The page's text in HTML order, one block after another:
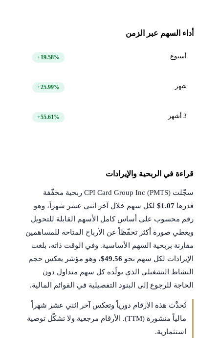
أداء السهم عبر الزمن
أسبوع +19.58%
شهر +25.99%
3 أشهر +55.61%
قراءة في الربحية والإيرادات
سجّلت CPI Card Group Inc (PMTS) ربحية مخفّفة
قدرها $1.07لكل سهم خلال آخر اثني عشر شهراً، وهو
رقم محسوب على أساس كامل الأسهم القابلة للتحويل
ويعطي صورة أكثر تحفّظاً عن الأرباح المتاحة للمساهمين
مقارنة بربحية السهم الأساسية. وفي الوقت ذاته، بلغت
الإيرادات لكل سهم نحو $49.56، وهو مؤشر يعكس حجم
النشاط التشغيلي الذي يولّده كل سهم متداول دون
الحاجة للرجوع إلى البنود التفصيلية في القوائم المالية.
تُحدَّث هذه الأرقام دورياً وتعكس آخر اثني عشر شهراً
مالياً منشورة (TTM). الأرقام مرجعية ولا تشكّل توصية
استثمارية.